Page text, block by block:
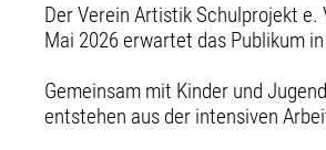
Der Verein Artistik Schulprojekt
Mai 2026 erwartet das Publikum
Gemeinsam mit Kinder und
entstehen aus der intensiven